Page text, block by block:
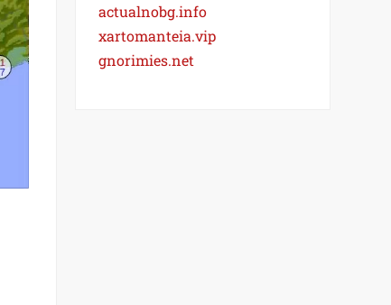
actualnobg.info
xartomanteia.vip
gnorimies.net